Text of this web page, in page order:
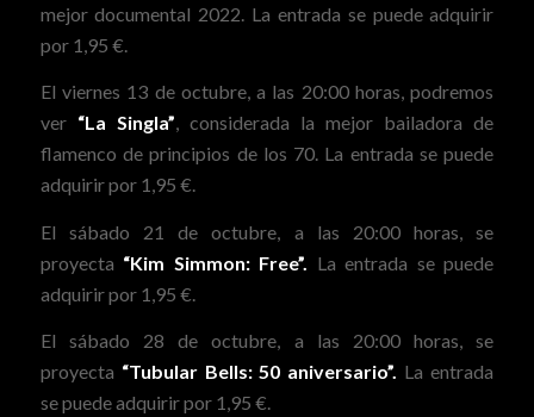
mejor documental 2022. La entrada se puede adquirir
por 1,95 €.
El viernes 13 de octubre, a las 20:00 horas, podremos
ver “La Singla”, considerada la mejor bailadora de
flamenco de principios de los 70. La entrada se puede
adquirir por 1,95 €.
El sábado 21 de octubre, a las 20:00 horas, se
proyecta “Kim Simmon: Free”. La entrada se puede
adquirir por 1,95 €.
El sábado 28 de octubre, a las 20:00 horas, se
proyecta “Tubular Bells: 50 aniversario”. La entrada
se puede adquirir por 1,95 €.